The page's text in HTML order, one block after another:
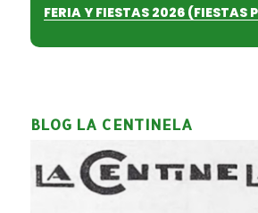
FERIA Y FIESTAS 2026 (FIESTAS
BLOG LA CENTINELA